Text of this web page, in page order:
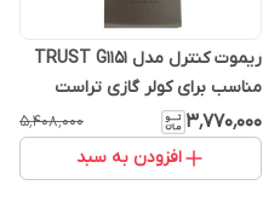
ریموت کنترل مدل TRUST G1151
مناسب برای کولر گازی تراست
۳٬۷۷۰٬۰۰۰ ۵٬۴۰۸٬۰۰۰
افزودن به سبد